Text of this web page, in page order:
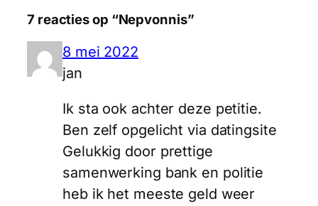
7 reacties op “Nepvonnis”
8 mei 2022
jan
Ik sta ook achter deze petitie.
Ben zelf opgelicht via datingsite
Gelukkig door prettige
samenwerking bank en politie
heb ik het meeste geld weer